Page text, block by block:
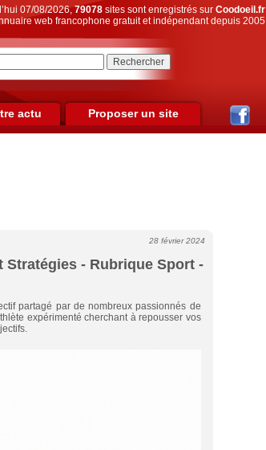
07/08/2026,79078sites sont enregistrés sur Coodoeil.fr
web francophone gratuit et indépendant depuis 2005
actu Proposer un site
Stratégies - Rubrique Sport -
28 février 2024
partagé par de nombreux passionnés de
expérimenté cherchant à repousser vos